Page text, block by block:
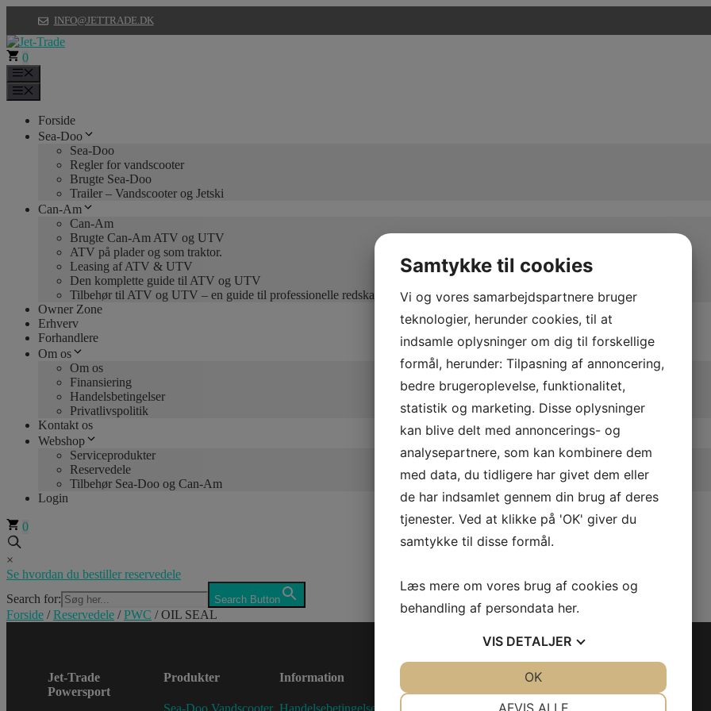
indhold
INFO@JETTRADE.DK
0
Forside
Sea-Doo
Sea-Doo
Regler for vandscooter
Brugte Sea-Doo
Trailer – Vandscooter og Jetski
Can-Am
Can-Am
Brugte Can-Am ATV og UTV
ATV på plader og som traktor.
Leasing af ATV & UTV
Den komplette guide til ATV og UTV
Tilbehør til ATV og UTV – en guide til professionelle redskaber og maksimal kapacitet
Owner Zone
Erhverv
Forhandlere
Om os
Om os
Finansiering
Handelsbetingelser
Privatlivspolitik
Kontakt os
Webshop
Serviceprodukter
Reservedele
Tilbehør Sea-Doo og Can-Am
Login
0
×
Se hvordan du bestiller reservedele
Search for:
Search Button
Forside /Reservedele /PWC / OIL SEAL
OIL SEAL
Model/Varenr.: 0460326
Jet-Trade
Powersport
Produkter Information
Samtykke til cookies
Vi og vores samarbejdspartnere bruger
teknologier, herunder cookies, til at
indsamle oplysninger om dig til forskellige
formål, herunder: Tilpasning af annoncering,
bedre brugeroplevelse, funktionalitet,
statistik og marketing. Disse oplysninger
kan blive delt med annoncerings- og
analysepartnere, som kan kombinere dem
med data, du tidligere har givet dem eller
de har indsamlet gennem din brug af deres
tjenester. Ved at klikke på 'OK' giver du
samtykke til disse formål.
Læs mere om vores brug af cookies og
behandling af persondata her.
VIS DETALJER
AFVIS ALLE
OK